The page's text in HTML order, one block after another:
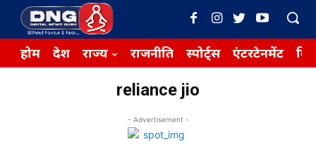
होम देश राज्य राजनीति स्पोर्ट्स एंटरटेनमेंट
reliance jio
- Advertisement -